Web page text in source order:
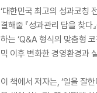
‘대한민국 최고의 성과코칭
결해줄 『성과관리 답을 찾
하는 ‘Q&A 형식의 맞춤형
믹 이후 변화한 경영환경과
이 책에서 저자는, ‘일을 잘